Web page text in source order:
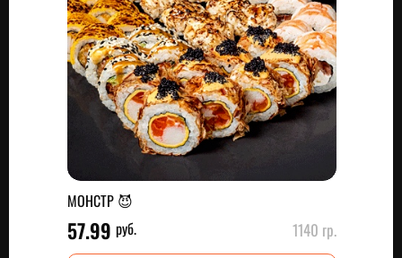
МОНСТР 😈
57.99 руб. 1140 гр.